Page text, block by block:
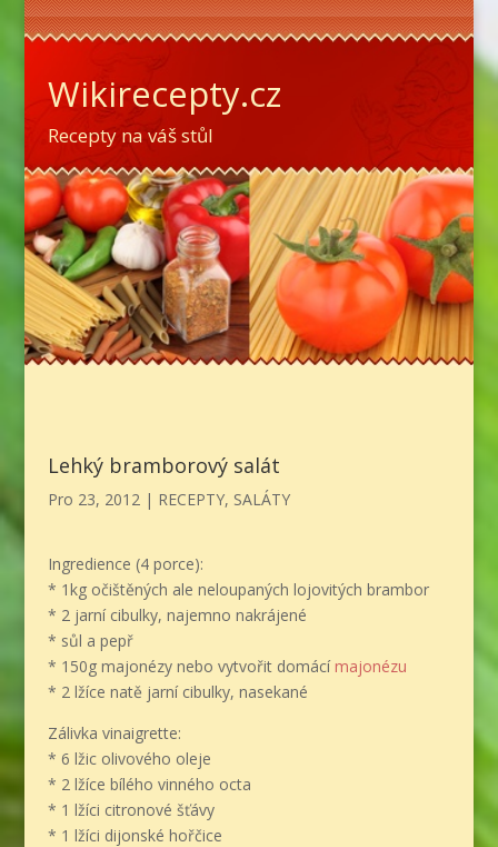
Wikirecepty.cz
Recepty na váš stůl
Lehký bramborový salát
Pro 23, 2012| RECEPTY, SALÁTY
Ingredience (4 porce):
* 1kg očištěných ale neloupaných lojovitých brambor
* 2 jarní cibulky, najemno nakrájené
* sůl a pepř
* 150g majonézy nebo vytvořit domácímajonézu
* 2 lžíce natě jarní cibulky, nasekané
Zálivka vinaigrette:
* 6 lžic olivového oleje
* 2 lžíce bílého vinného octa
* 1 lžíci citronové šťávy
* 1 lžíci dijonské hořčice